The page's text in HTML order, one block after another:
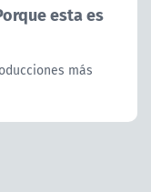
esta es
más